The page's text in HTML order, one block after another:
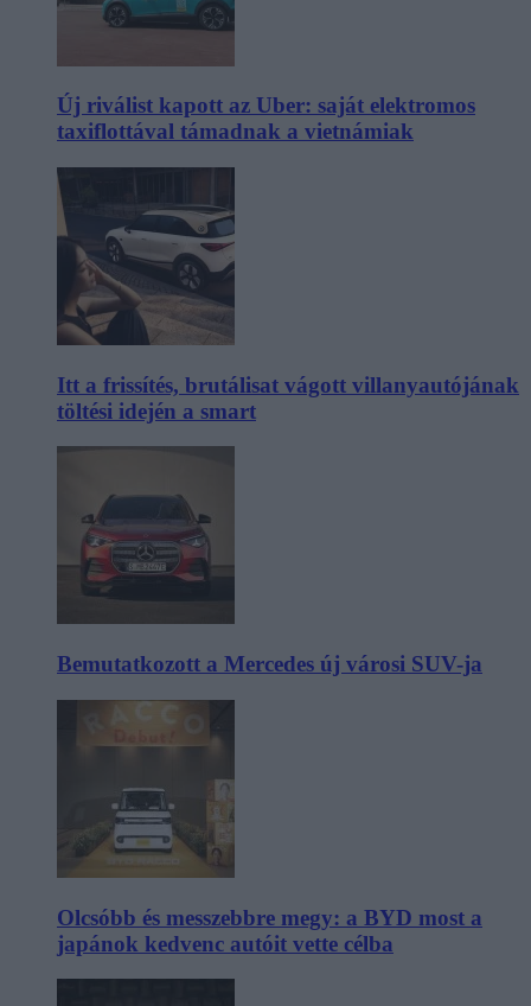
Új riválist kapott az Uber: saját elektromos
taxiflottával támadnak a vietnámiak
Itt a frissítés, brutálisat vágott villanyautójának
töltési idején a smart
Bemutatkozott a Mercedes új városi SUV-ja
Olcsóbb és messzebbre megy: a BYD most a
japánok kedvenc autóit vette célba